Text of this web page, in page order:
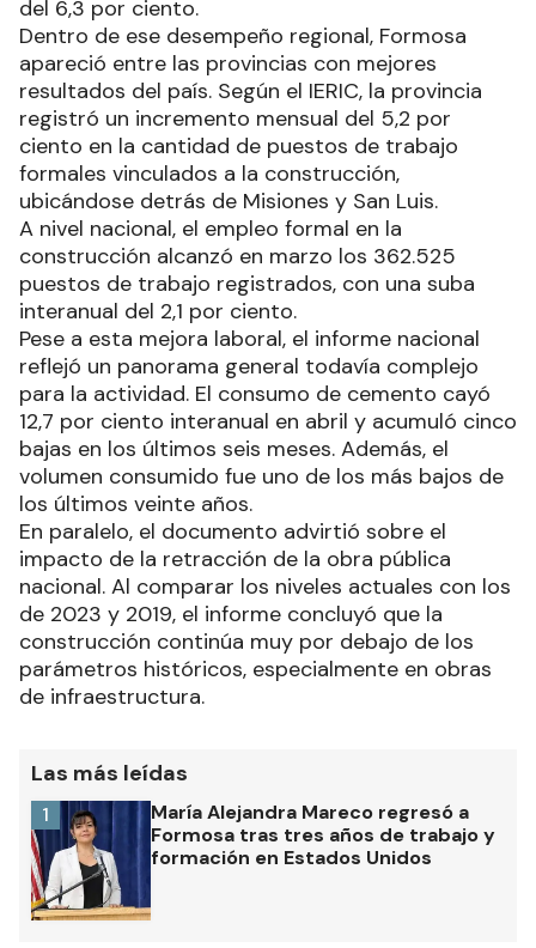
del 6,3 por ciento.
Dentro de ese desempeño regional, Formosa
apareció entre las provincias con mejores
resultados del país. Según el IERIC, la provincia
registró un incremento mensual del 5,2 por
ciento en la cantidad de puestos de trabajo
formales vinculados a la construcción,
ubicándose detrás de Misiones y San Luis.
A nivel nacional, el empleo formal en la
construcción alcanzó en marzo los 362.525
puestos de trabajo registrados, con una suba
interanual del 2,1 por ciento.
Pese a esta mejora laboral, el informe nacional
reflejó un panorama general todavía complejo
para la actividad. El consumo de cemento cayó
12,7 por ciento interanual en abril y acumuló cinco
bajas en los últimos seis meses. Además, el
volumen consumido fue uno de los más bajos de
los últimos veinte años.
En paralelo, el documento advirtió sobre el
impacto de la retracción de la obra pública
nacional. Al comparar los niveles actuales con los
de 2023 y 2019, el informe concluyó que la
construcción continúa muy por debajo de los
parámetros históricos, especialmente en obras
de infraestructura.
Las más leídas
María Alejandra Mareco regresó a
Formosa tras tres años de trabajo y
formación en Estados Unidos
1